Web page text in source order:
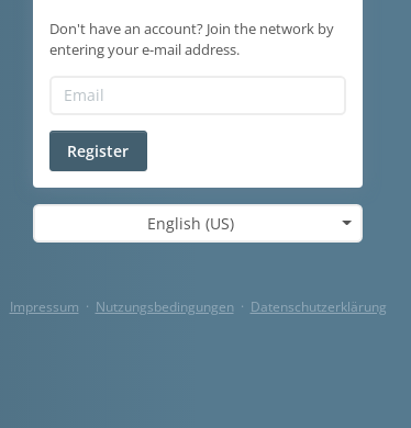
Don't have an account? Join the network by
entering your e-mail address.
Register
English (US)
Impressum · Nutzungsbedingungen · Datenschutzerklärung